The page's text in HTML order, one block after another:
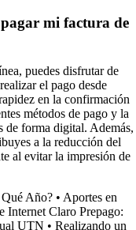
mi factura de
puedes disfrutar de
el pago desde
en la confirmación
métodos de pago y la
de forma digital. Además,
a la reducción del
al evitar la impresión de
Año? • Aportes en
Internet Claro Prepago:
UTN • Realizando un